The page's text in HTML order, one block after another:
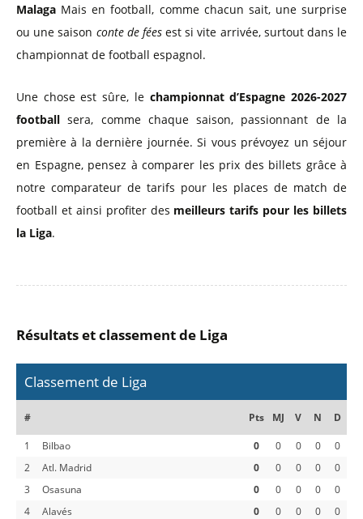
Malaga Mais en football, comme chacun sait, une surprise
ou une saison conte de féesest si vite arrivée, surtout dans le
championnat de football espagnol.
Une chose est sûre, le championnat d’Espagne 2026-2027
football sera, comme chaque saison, passionnant de la
première à la dernière journée. Si vous prévoyez un séjour
en Espagne, pensez à comparer les prix des billets grâce à
notre comparateur de tarifs pour les places de match de
football et ainsi profiter des meilleurs tarifs pour les billets
la Liga.
Résultats et classement de Liga
Classement de Liga
# Pts MJ V N D
1 Bilbao 0 0 0 0
0
2
Atl. Madrid 0 0 0 0
0
3
Osasuna 0 0 0 0
0
4
Alavés 0 0 0 0 0